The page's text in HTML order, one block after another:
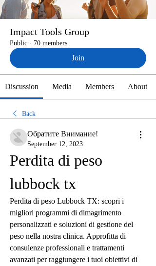
Impact Tools Group
Public · 70 members
Join
Discussion Media Members About
Back
Обратите Внимание!
September 12, 2023
Perdita di peso
lubbock tx
Perdita di peso Lubbock TX: scopri i
migliori programmi di dimagrimento
personalizzati e soluzioni di gestione del
peso nella nostra clinica. Approfitta di
consulenze professionali e trattamenti
avanzati per raggiungere i tuoi obiettivi di